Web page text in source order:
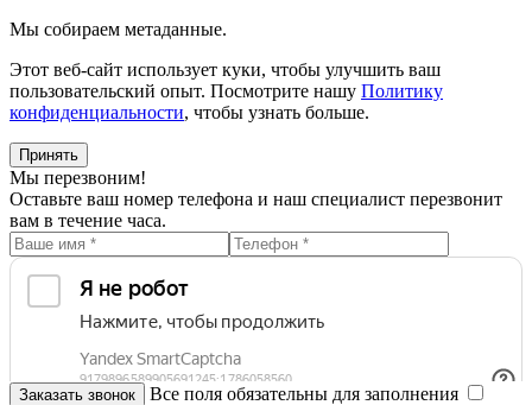
Мы собираем метаданные.
Этот веб-сайт использует куки, чтобы улучшить ваш
пользовательский опыт. Посмотрите нашу Политику
конфиденциальности, чтобы узнать больше.
Принять
Мы перезвоним!
Оставьте ваш номер телефона и наш специалист перезвонит
вам в течение часа.
Все поля обязательны для заполнения